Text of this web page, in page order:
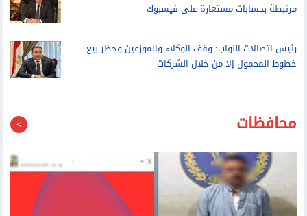
مرتبطة بحسابات مستعارة على فيسبوك
رئيس اتصالات النواب: وقف الوكلاء والموزعين وحظر بيع
خطوط المحمول إلا من خلال الشركات
محافظات